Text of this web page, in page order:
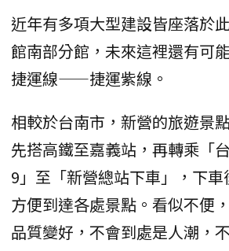
近年有多項大型建設皆座落於
館南部分館，未來這裡還有可
捷運線——捷運紫線。
相較於台南市，新營的旅遊景
先搭高鐵至嘉義站，再轉乘「
9」至「新營總站下車」，下
方便到達各處景點。看似不便
品質變好，不會到處是人潮，